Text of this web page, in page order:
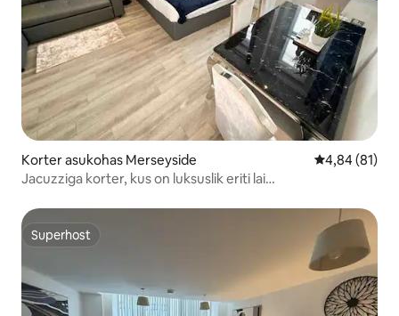
Korter asukohas Merseyside Keskmine
4,84 (81)
Jacuzziga korter, kus on luksuslik eriti lai
Superhost
Superhost